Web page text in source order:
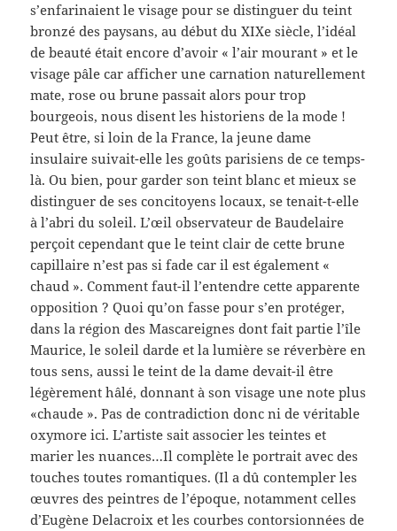
s’enfarinaient le visage pour se distinguer du teint
bronzé des paysans, au début du XIXe siècle, l’idéal
de beauté était encore d’avoir « l’air mourant » et le
visage pâle car afficher une carnation naturellement
mate, rose ou brune passait alors pour trop
bourgeois, nous disent les historiens de la mode !
Peut être, si loin de la France, la jeune dame
insulaire suivait-elle les goûts parisiens de ce temps-
là. Ou bien, pour garder son teint blanc et mieux se
distinguer de ses concitoyens locaux, se tenait-t-elle
à l’abri du soleil. L’œil observateur de Baudelaire
perçoit cependant que le teint clair de cette brune
capillaire n’est pas si fade car il est également «
chaud ». Comment faut-il l’entendre cette apparente
opposition ? Quoi qu’on fasse pour s’en protéger,
dans la région des Mascareignes dont fait partie l’île
Maurice, le soleil darde et la lumière se réverbère en
tous sens, aussi le teint de la dame devait-il être
légèrement hâlé, donnant à son visage une note plus
«chaude ». Pas de contradiction donc ni de véritable
oxymore ici. L’artiste sait associer les teintes et
marier les nuances…Il complète le portrait avec des
touches toutes romantiques. (Il a dû contempler les
œuvres des peintres de l’époque, notamment celles
d’Eugène Delacroix et les courbes contorsionnées de